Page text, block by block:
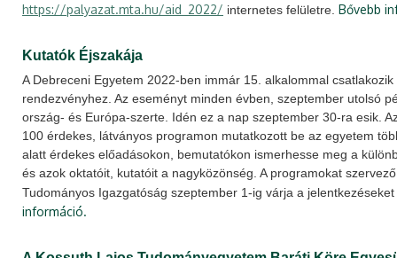
https://palyazat.mta.hu/aid_2022/ internetes felületre. Bővebb
Kutatók Éjszakája
A Debreceni Egyetem 2022-ben immár 15. alkalommal
rendezvényhez. Az eseményt minden évben, szeptember utolsó
ország- és Európa-szerte. Idén ez a nap szeptember 30-ra esik.
100 érdekes, látványos programon mutatkozott be az egyetem
alatt érdekes előadásokon, bemutatókon ismerhesse meg a
és azok oktatóit, kutatóit a nagyközönség. A programokat
Tudományos Igazgatóság szeptember 1-ig várja a jelentkezéseket
információ.